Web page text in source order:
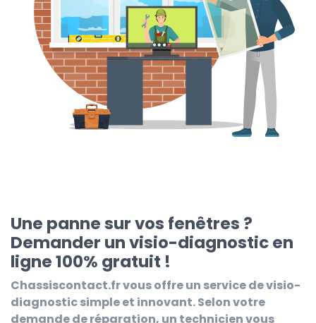
Une panne sur vos fenêtres ?
Demander un visio-diagnostic en
ligne 100% gratuit !
Chassiscontact.frvous offre un service de visio-
diagnostic simple et innovant. Selon votre
demande de réparation, un technicien vous